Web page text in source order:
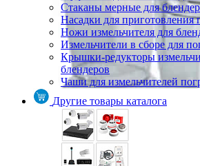
Стаканы мерные для
Насадки для приготовления
Ножи измельчителя для
Измельчители в сборе для
Крышки-редукторы
блендеров
Чаши для измельчителей
Другие товары каталога